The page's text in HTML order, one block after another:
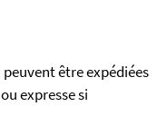
être expédiées
expresse si